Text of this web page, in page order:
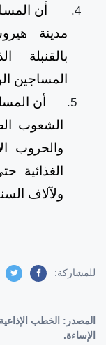
أن
مدينة
بالقنبلة
المساجين
أن
الشعوب
والحروب
الغذائية
ولآلاف
للمشاركة:
المصدر:
الإساءة.